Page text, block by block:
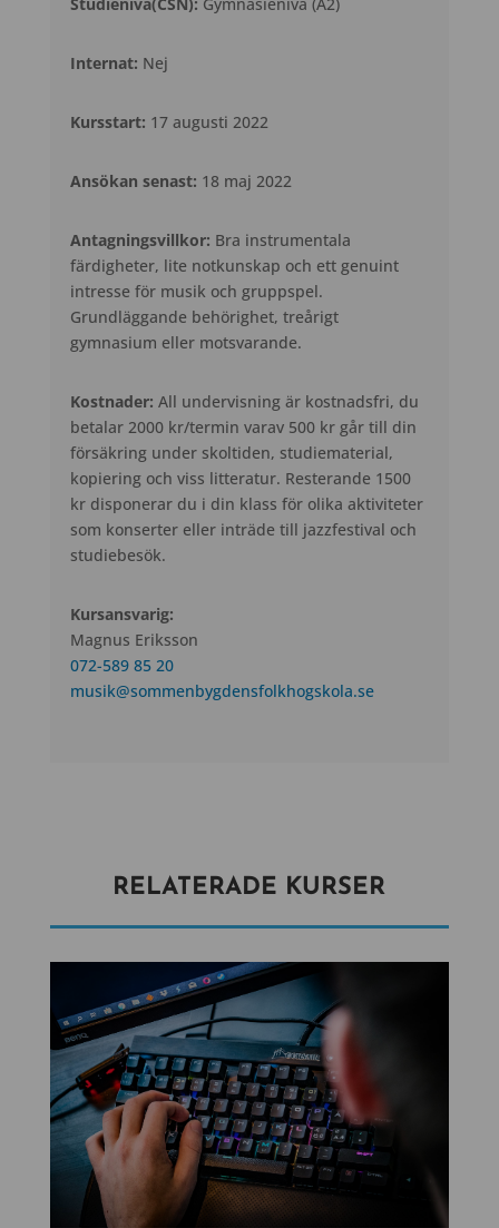
Internat: Nej
Kursstart: 17 augusti 2022
Ansökan senast: 18 maj 2022
Antagningsvillkor: Bra instrumentala
färdigheter, lite notkunskap och ett genuint
intresse för musik och gruppspel.
Grundläggande behörighet, treårigt
gymnasium eller motsvarande.
Kostnader: All undervisning är kostnadsfri, du
betalar 2000 kr/termin varav 500 kr går till din
försäkring under skoltiden, studiematerial,
kopiering och viss litteratur. Resterande 1500
kr disponerar du i din klass för olika aktiviteter
som konserter eller inträde till jazzfestival och
studiebesök.
Kursansvarig:
Magnus Eriksson
072-589 85 20
musik@sommenbygdensfolkhogskola.se
RELATERADE KURSER